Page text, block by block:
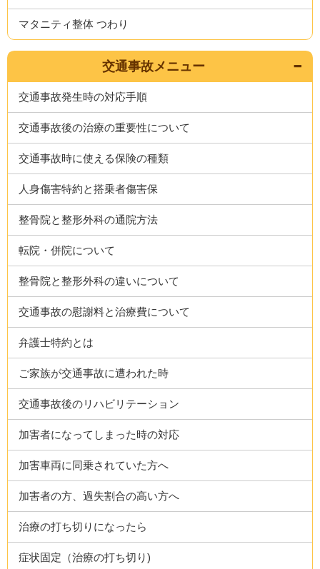
マタニティ整体 つわり
交通事故メニュー
交通事故発生時の対応手順
交通事故後の治療の重要性について
交通事故時に使える保険の種類
人身傷害特約と搭乗者傷害保
整骨院と整形外科の通院方法
転院・併院について
整骨院と整形外科の違いについて
交通事故の慰謝料と治療費について
弁護士特約とは
ご家族が交通事故に遭われた時
交通事故後のリハビリテーション
加害者になってしまった時の対応
加害車両に同乗されていた方へ
加害者の方、過失割合の高い方へ
治療の打ち切りになったら
症状固定（治療の打ち切り)